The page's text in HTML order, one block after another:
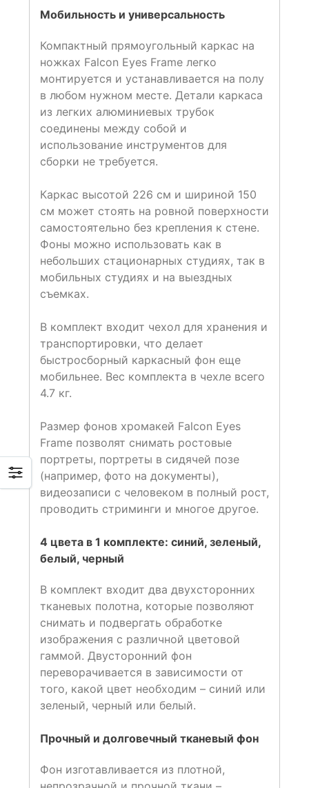
Мобильность и универсальность
Компактный прямоугольный каркас на
ножках Falcon Eyes Frame легко
монтируется и устанавливается на полу
в любом нужном месте. Детали каркаса
из легких алюминиевых трубок
соединены между собой и
использование инструментов для
сборки не требуется.
Каркас высотой 226 см и шириной 150
см может стоять на ровной поверхности
самостоятельно без крепления к стене.
Фоны можно использовать как в
небольших стационарных студиях, так в
мобильных студиях и на выездных
съемках.
В комплект входит чехол для хранения и
транспортировки, что делает
быстросборный каркасный фон еще
мобильнее. Вес комплекта в чехле всего
4.7 кг.
Размер фонов хромакей Falcon Eyes
Frame позволят снимать ростовые
портреты, портреты в сидячей позе
(например, фото на документы),
видеозаписи с человеком в полный рост,
проводить стриминги и многое другое.
4 цвета в 1 комплекте: синий, зеленый,
белый, черный
В комплект входит два двухсторонних
тканевых полотна, которые позволяют
снимать и подвергать обработке
изображения с различной цветовой
гаммой. Двусторонний фон
переворачивается в зависимости от
того, какой цвет необходим – синий или
зеленый, черный или белый.
Прочный и долговечный тканевый фон
Фон изготавливается из плотной,